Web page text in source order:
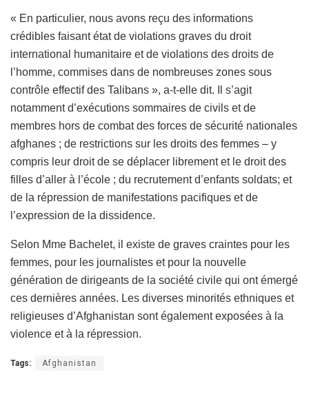
« En particulier, nous avons reçu des informations
crédibles faisant état de violations graves du droit
international humanitaire et de violations des droits de
l’homme, commises dans de nombreuses zones sous
contrôle effectif des Talibans », a-t-elle dit. Il s’agit
notamment d’exécutions sommaires de civils et de
membres hors de combat des forces de sécurité nationales
afghanes ; de restrictions sur les droits des femmes – y
compris leur droit de se déplacer librement et le droit des
filles d’aller à l’école ; du recrutement d’enfants soldats; et
de la répression de manifestations pacifiques et de
l’expression de la dissidence.
Selon Mme Bachelet, il existe de graves craintes pour les
femmes, pour les journalistes et pour la nouvelle
génération de dirigeants de la société civile qui ont émergé
ces dernières années. Les diverses minorités ethniques et
religieuses d’Afghanistan sont également exposées à la
violence et à la répression.
Tags: Afghanistan